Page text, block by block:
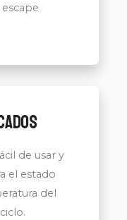
de usar y
el estado
del